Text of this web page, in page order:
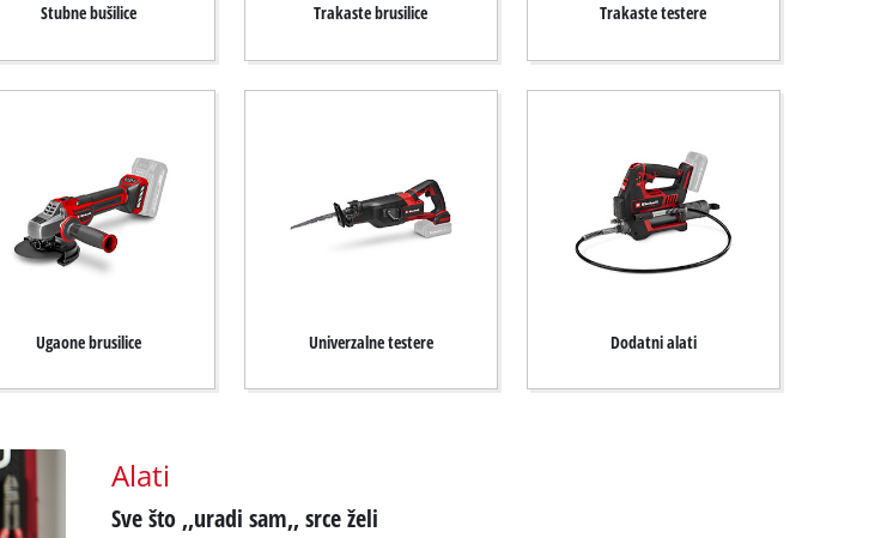
Stubne bušilice Trakaste brusilice Trakaste testere
Ugaone brusilice Univerzalne testere Dodatni alati
Alati
Sve što ‚‚uradi sam‚‚ srce želi